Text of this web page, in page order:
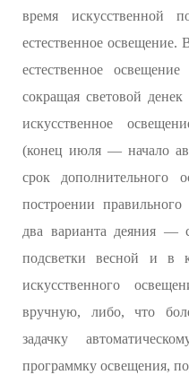
время искусственной
естественное освещение.
естественное
сокращая световой
искусственное
(конец июля — начало
срок
построении
два варианта деяния —
подсветки весной и в
искусственного
вручную, либо, что
задачку
программку освещения,